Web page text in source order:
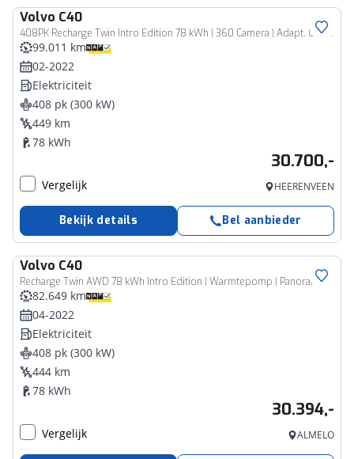
Volvo C40
408PK Recharge Twin Intro Edition 78 kWh | 360 Camera | Adapt. Cruise | H&K Audio | 20" LMV | Warmtepomp | Verw. Voorstoelen & stuurwiel |
99.011 km
02-2022
Elektriciteit
408 pk (300 kW)
449 km
78 kWh
30.700,-
Vergelijk HEERENVEEN
Bekijk details Bel aanbieder
Volvo C40
Recharge Twin AWD 78 kWh Intro Edition | Warmtepomp | Panoramadak | Lichtmetalen Velgen 20 inch | Harman Kardon Audio | Elektrisch Verstelbare Voorstoelen | Elektrische Achterklep | 360 Graden Camera | Stoel-/Stuurverwarming |
82.649 km
04-2022
Elektriciteit
408 pk (300 kW)
444 km
78 kWh
30.394,-
Vergelijk ALMELO